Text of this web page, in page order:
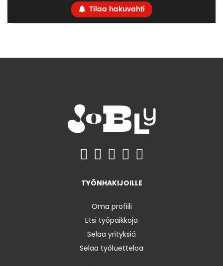
Tilaa hakuvahti
TYÖNHAKIJOILLE
Oma profiili
Etsi työpaikkoja
Selaa yrityksiä
Selaa työluetteloa